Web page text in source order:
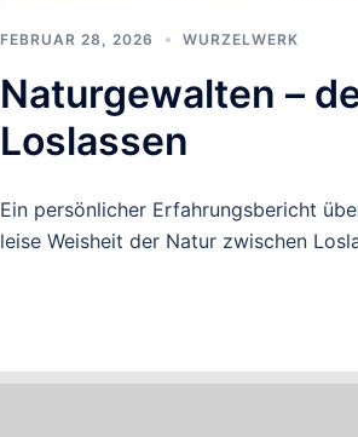
FEBRUAR 28, 2026 WURZELWERK
Naturgewalten –
Loslassen
Ein persönlicher Erfahrungsbericht
leise Weisheit der Natur zwischen